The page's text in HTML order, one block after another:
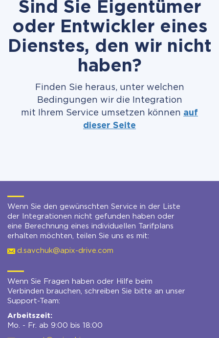
Sind Sie Eigentümer
oder Entwickler eines
Dienstes, den wir nicht
haben?
Finden Sie heraus, unter welchen
Bedingungen wir die Integration
mit Ihrem Service umsetzen können auf
dieser Seite
Wenn Sie den gewünschten Service in der Liste
der Integrationen nicht gefunden haben oder
eine Berechnung eines individuellen Tarifplans
erhalten möchten, teilen Sie uns es mit:
d.savchuk@apix-drive.com
Wenn Sie Fragen haben oder Hilfe beim
Verbinden brauchen, schreiben Sie bitte an unser
Support-Team:
Arbeitszeit:
Mo. - Fr. ab 9:00 bis 18:00